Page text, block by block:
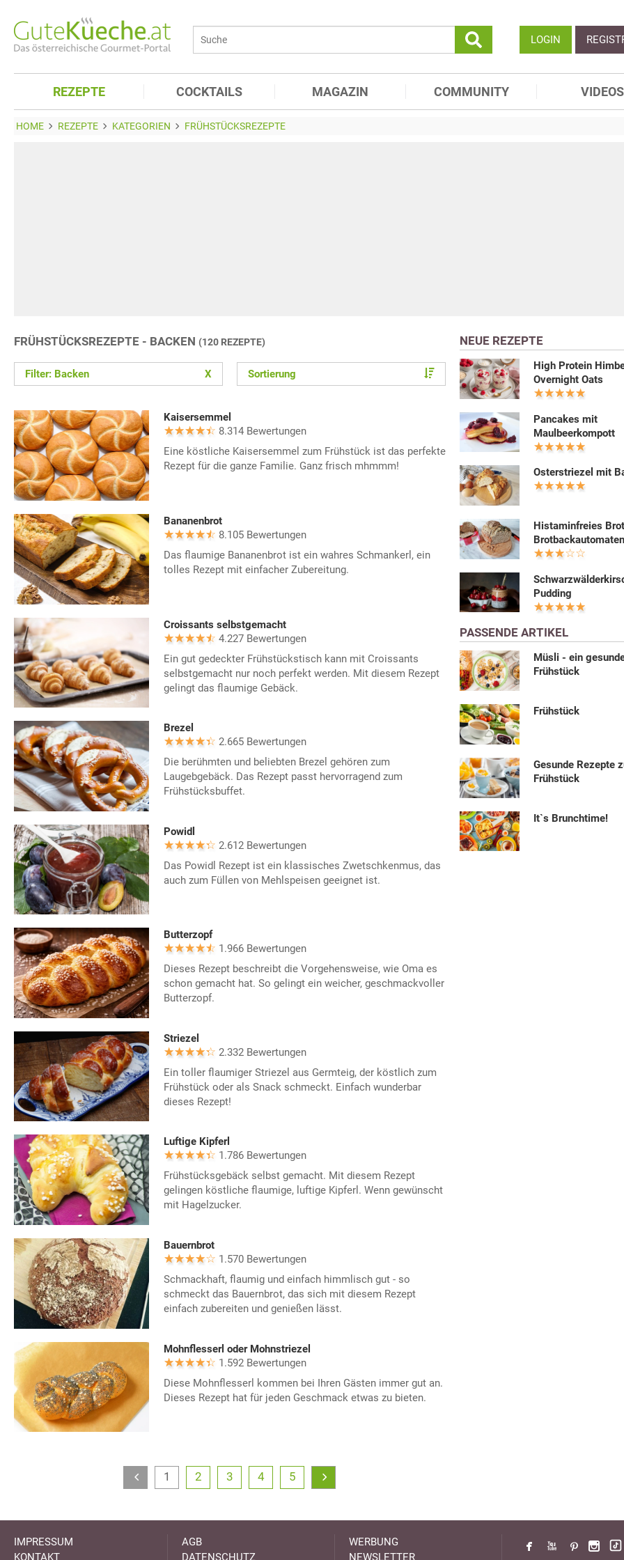
LOGIN
REZEPTE COCKTAILS MAGAZIN COMMUNITY VIDEOS
HOME REZEPTE KATEGORIEN FRÜHSTÜCKSREZEPTE
FRÜHSTÜCKSREZEPTE - BACKEN (120 REZEPTE)
Filter: Backen X Sortierung
Kaisersemmel
8.314 Bewertungen
Eine köstliche Kaisersemmel zum Frühstück ist das perfekte
Rezept für die ganze Familie. Ganz frisch mhmmm!
Bananenbrot
8.105 Bewertungen
Das flaumige Bananenbrot ist ein wahres Schmankerl, ein
tolles Rezept mit einfacher Zubereitung.
Croissants selbstgemacht
4.227 Bewertungen
Ein gut gedeckter Frühstückstisch kann mit Croissants
selbstgemacht nur noch perfekt werden. Mit diesem Rezept
gelingt das flaumige Gebäck.
Brezel
2.665 Bewertungen
Die berühmten und beliebten Brezel gehören zum
Laugebgebäck. Das Rezept passt hervorragend zum
Frühstücksbuffet.
Powidl
2.612 Bewertungen
Das Powidl Rezept ist ein klassisches Zwetschkenmus, das
auch zum Füllen von Mehlspeisen geeignet ist.
Butterzopf
1.966 Bewertungen
Dieses Rezept beschreibt die Vorgehensweise, wie Oma es
schon gemacht hat. So gelingt ein weicher, geschmackvoller
Butterzopf.
Striezel
2.332 Bewertungen
Ein toller flaumiger Striezel aus Germteig, der köstlich zum
Frühstück oder als Snack schmeckt. Einfach wunderbar
dieses Rezept!
Luftige Kipferl
1.786 Bewertungen
Frühstücksgebäck selbst gemacht. Mit diesem Rezept
gelingen köstliche flaumige, luftige Kipferl. Wenn gewünscht
mit Hagelzucker.
Bauernbrot
1.570 Bewertungen
Schmackhaft, flaumig und einfach himmlisch gut - so
schmeckt das Bauernbrot, das sich mit diesem Rezept
einfach zubereiten und genießen lässt.
Mohnflesserl oder Mohnstriezel
1.592 Bewertungen
Diese Mohnflesserl kommen bei Ihren Gästen immer gut an.
Dieses Rezept hat für jeden Geschmack etwas zu bieten.
1 2 3 4 5
NEUE REZEPTE
High Protein
Overnight Oats
Pancakes mit
Maulbeerkompott
Osterstriezel mit
Histaminfreies
Brotbackautomaten
Pudding
PASSENDE ARTIKEL
Müsli - ein
Frühstück
Frühstück
Gesunde Rezepte
Frühstück
It`s Brunchtime!
IMPRESSUM
KONTAKT
AGB
DATENSCHUTZ
WERBUNG
NEWSLETTER